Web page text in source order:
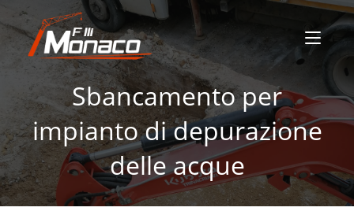
Sbancamento per
impianto di depurazione
delle acque